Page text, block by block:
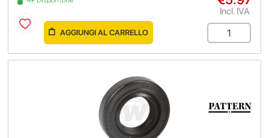
Incl. IVA
AGGIUNGI AL CARRELLO